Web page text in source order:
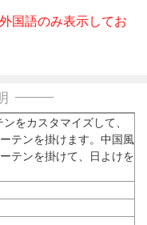
国語のみ表示してお
をカスタマイズして、
テンを掛けます。中国風
テンを掛けて、日よけを